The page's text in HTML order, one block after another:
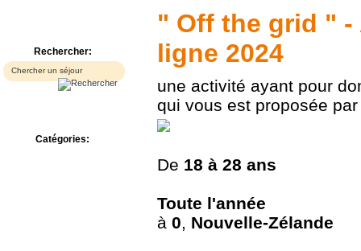
Rechercher:
Catégories:
" Off the grid "
ligne 2024
une activité ayant pour
qui vous est proposée
De 18 à 28 ans
Toute l'année
à 0, Nouvelle-Zélande